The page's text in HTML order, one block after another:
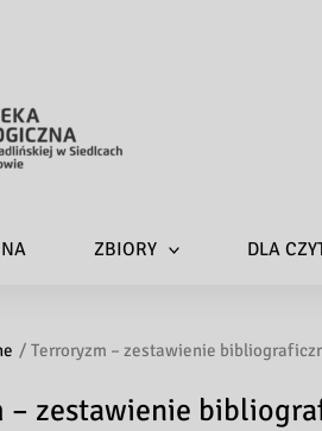
ZBIORY DLA
Terroryzm – zestawienie
– zestawienie